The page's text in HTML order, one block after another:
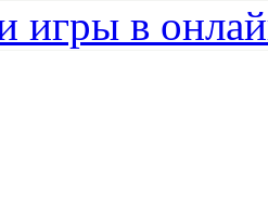
игры в